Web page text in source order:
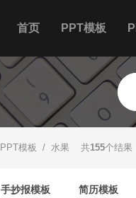
首页 PPT模板
PPT模板 / 水果 共155个结果
手抄报模板 简历模板